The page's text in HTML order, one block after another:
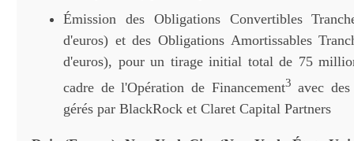
Émission des Obligations Convertibles
d'euros) et des Obligations Amortissables
d'euros), pour un tirage initial total de 75
cadre de l'Opération de Financement3 avec
gérés par BlackRock et Claret Capital Partners